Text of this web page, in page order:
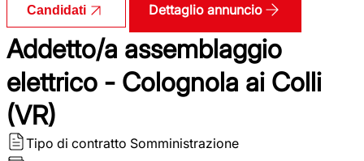
Candidati Dettaglio annuncio
Addetto/a assemblaggio
elettrico - Colognola ai Colli
(VR)
Tipo di contratto Somministrazione